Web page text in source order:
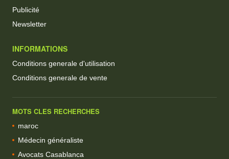
Publicité
Newsletter
INFORMATIONS
Conditions generale d'utilisation
Conditions generale de vente
MOTS CLES RECHERCHES
maroc
Médecin généraliste
Avocats Casablanca